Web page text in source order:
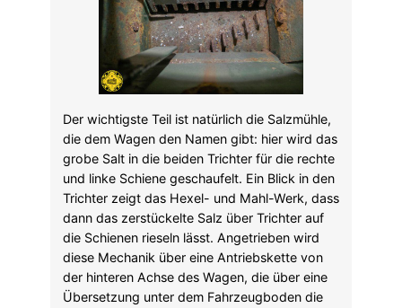
Der wichtigste Teil ist natürlich die Salzmühle,
die dem Wagen den Namen gibt: hier wird das
grobe Salt in die beiden Trichter für die rechte
und linke Schiene geschaufelt. Ein Blick in den
Trichter zeigt das Hexel- und Mahl-Werk, dass
dann das zerstückelte Salz über Trichter auf
die Schienen rieseln lässt. Angetrieben wird
diese Mechanik über eine Antriebskette von
der hinteren Achse des Wagen, die über eine
Übersetzung unter dem Fahrzeugboden die